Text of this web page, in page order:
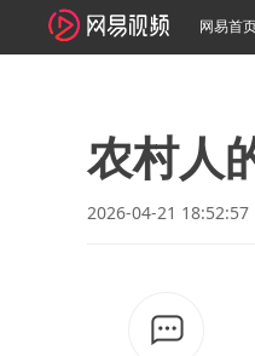
网易首
农村人
2026-04-21 18:52:57